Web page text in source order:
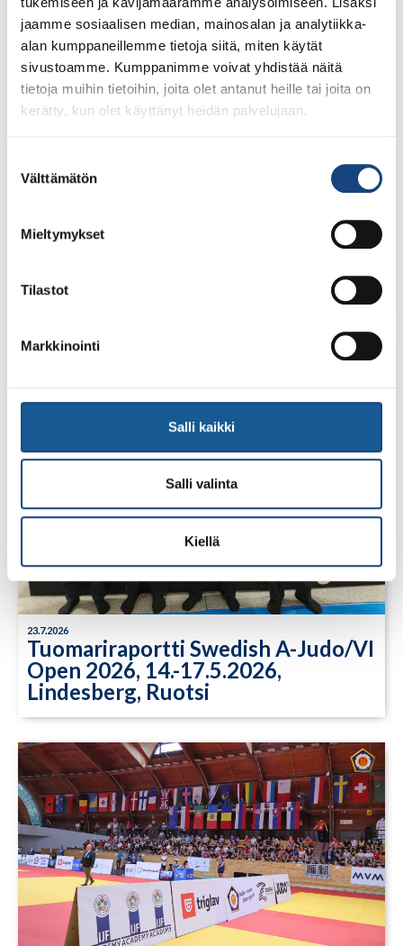
jaamme sosiaalisen median, mainosalan ja analytiikka-
alan kumppaneillemme tietoja siitä, miten käytät
sivustoamme. Kumppanimme voivat yhdistää näitä
tietoja muihin tietoihin, joita olet antanut heille tai joita on
kerätty, kun olet käyttänyt heidän palvelujaan.
valinta
Välttämätön
Mieltymykset
Tilastot
Markkinointi
Salli kaikki
Salli valinta
Kiellä
1.8.2026
huomionosoitus
23.7.2026
Tuomariraportti Swedish A-Judo/VI
Open 2026, 14.-17.5.2026,
Lindesberg, Ruotsi